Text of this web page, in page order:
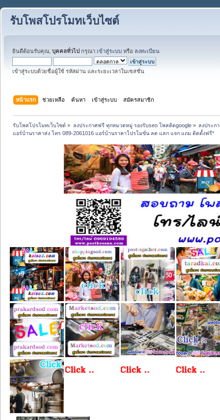
รับโพสโปรโมทเว็บไซต์
ยินดีต้อนรับคุณ, บุคคลทั่วไป กรุณา เข้าสู่ระบบ หรือ ลงทะเบียน
เข้าสู่ระบบด้วยชื่อผู้ใช้ รหัสผ่าน และระยะเวลาในเซสชั่น
หน้าแรก ช่วยเหลือ ค้นหา เข้าสู่ระบบ สมัครสมาชิก
รับโพสโปรโมทเว็บไซต์ » ลงประกาศฟรี ทุกหมวดหมู่ รองรับseo โพสติดgoogle» ลงประก
แอร์บ้านราคาส่ง โทร 089-2061016 แอร์บ้านราคาโปรโมขั่น ลด แลก แจก แถม ติดตั้งฟรี*